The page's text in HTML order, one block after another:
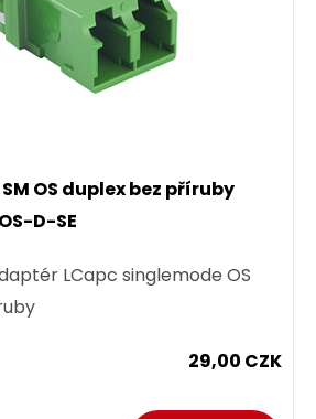
duplex bez příruby
D-SE
LCapc singlemode OS
29,00 CZK